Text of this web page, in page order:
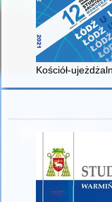
Kościół-